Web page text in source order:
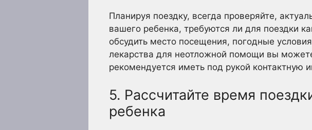
Планируя поездку, всегда проверяйте,
вашего ребенка, требуются ли для поездки
обсудить место посещения, погодные
лекарства для неотложной помощи вы
рекомендуется иметь под рукой
5. Рассчитайте время
ребенка